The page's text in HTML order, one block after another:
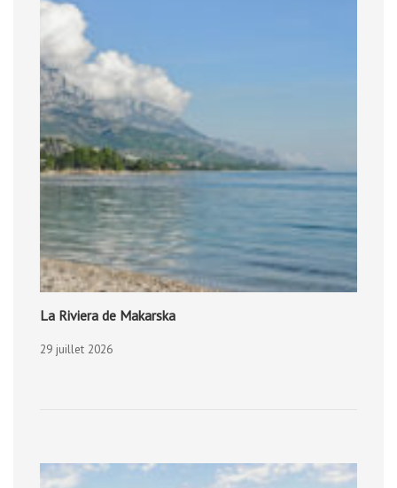
La Riviera de Makarska
29 juillet 2026